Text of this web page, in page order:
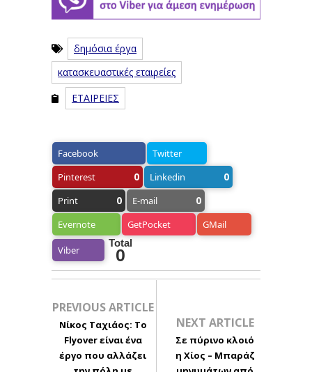
δημόσια έργα
κατασκευαστικές εταιρείες
ΕΤΑΙΡΕΙΕΣ
Facebook
Twitter
Pinterest
0 Linkedin 0
Print 0 E-mail 0
Evernote GetPocket GMail
Viber
Total
0
PREVIOUS ARTICLE
Νίκος Ταχιάος: Το
Flyover είναι ένα
έργο που αλλάζει
NEXT ARTICLE
Σε πύρινο κλοιό
η Χίος – Μπαράζ